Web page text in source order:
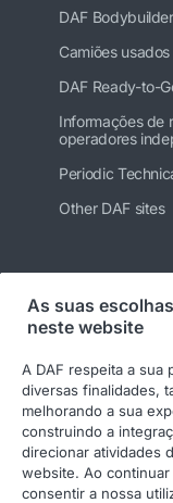
DAF
Camiões
DAF Ready-to-
Informações de
operadores
Periodic
Other DAF sites
Siga-nos
As suas
neste website
A DAF respeita a sua
diversas finalidades,
melhorando a sua
construindo a
direcionar atividades
website. Ao
consentir a nossa